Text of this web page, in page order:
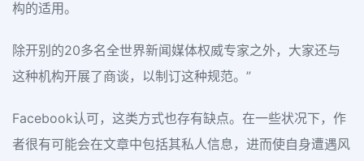
构的适用。
除开别的20多名全世界新闻媒体权威专家之外，大家还与
这种机构开展了商谈，以制订这种规范。”
Facebook认可，这类方式也存有缺点。在一些状况下，作
者很有可能会在文章中包括其私人信息，进而使自身遭遇风